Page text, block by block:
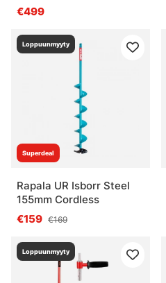
€499
Superdeal
Loppuunmyyty
Rapala UR Isborr Steel
155mm Cordless
€159 €169
Loppuunmyyty